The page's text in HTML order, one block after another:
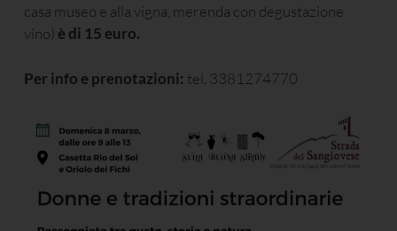
casa museo e alla vigna, merenda con degustazione
vino) è di 15 euro.
Per info e prenotazioni: tel. 3381274770